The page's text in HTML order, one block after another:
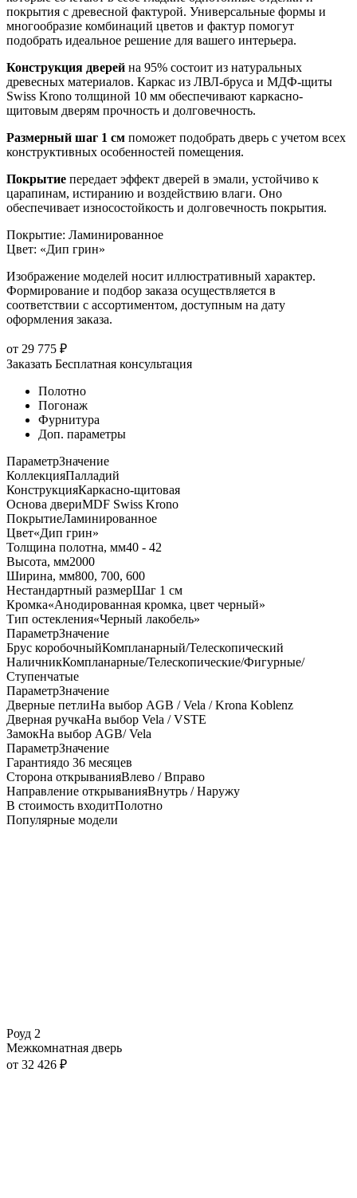
покрытия с древесной фактурой. Универсальные формы и
многообразие комбинаций цветов и фактур помогут
подобрать идеальное решение для вашего интерьера.
Конструкция дверей на 95% состоит из натуральных
древесных материалов. Каркас из ЛВЛ-бруса и МДФ-щиты
Swiss Krono толщиной 10 мм обеспечивают каркасно-
щитовым дверям прочность и долговечность.
Размерный шаг 1 см поможет подобрать дверь с учетом всех
конструктивных особенностей помещения.
Покрытие передает эффект дверей в эмали, устойчиво к
царапинам, истиранию и воздействию влаги. Оно
обеспечивает износостойкость и долговечность покрытия.
Покрытие: Ламинированное
Цвет: «Дип грин»
Изображение моделей носит иллюстративный характер.
Формирование и подбор заказа осуществляется в
соответствии с ассортиментом, доступным на дату
оформления заказа.
от 29 775 ₽
Заказать Бесплатная консультация
Полотно
Погонаж
Фурнитура
Доп. параметры
ПараметрЗначение
КоллекцияПалладий
КонструкцияКаркасно-щитовая
Основа двериMDF Swiss Krono
ПокрытиеЛаминированное
Цвет«Дип грин»
Толщина полотна, мм40 - 42
Высота, мм2000
Ширина, мм800, 700, 600
Нестандартный размерШаг 1 см
Кромка«Анодированная кромка, цвет черный»
Тип остекления«Черный лакобель»
ПараметрЗначение
Брус коробочныйКомпланарный/Телескопический
НаличникКомпланарные/Телескопические/Фигурные/
Ступенчатые
ПараметрЗначение
Дверные петлиНа выбор AGB / Vela / Krona Koblenz
Дверная ручкаНа выбор Vela / VSTE
ЗамокНа выбор AGB/ Vela
ПараметрЗначение
Гарантиядо 36 месяцев
Сторона открыванияВлево / Вправо
Направление открыванияВнутрь / Наружу
В стоимость входитПолотно
Популярные модели
Роуд 2
Межкомнатная дверь
от 32 426 ₽